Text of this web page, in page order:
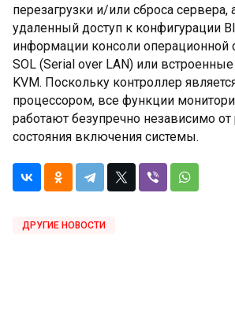
перезагрузки и/или сброса сервера,
удаленный доступ к конфигурации
информации консоли операционной
SOL (Serial over LAN) или
KVM. Поскольку контроллер
процессором, все функции
работают безупречно независимо
состояния включения системы.
ДРУГИЕ НОВОСТИ